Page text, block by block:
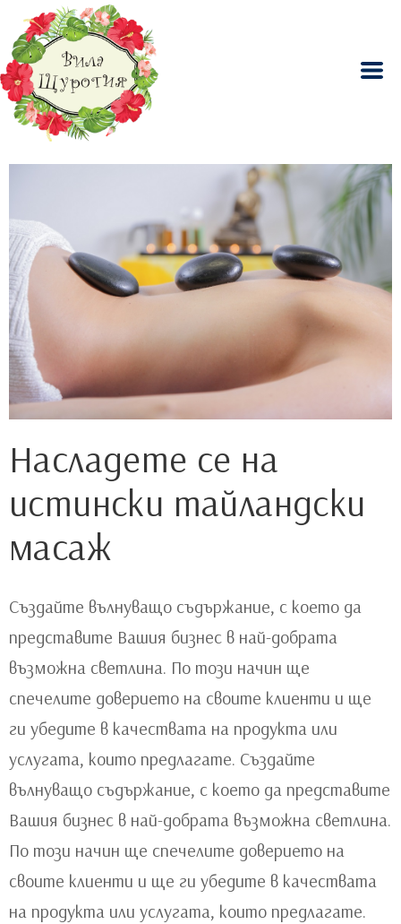
Насладете се на
истински тайландски
масаж
Създайте вълнуващо съдържание, с което да
представите Вашия бизнес в най-добрата
възможна светлина. По този начин ще
спечелите доверието на своите клиенти и ще
ги убедите в качествата на продукта или
услугата, които предлагате. Създайте
вълнуващо съдържание, с което да представите
Вашия бизнес в най-добрата възможна светлина.
По този начин ще спечелите доверието на
своите клиенти и ще ги убедите в качествата
на продукта или услугата, които предлагате.